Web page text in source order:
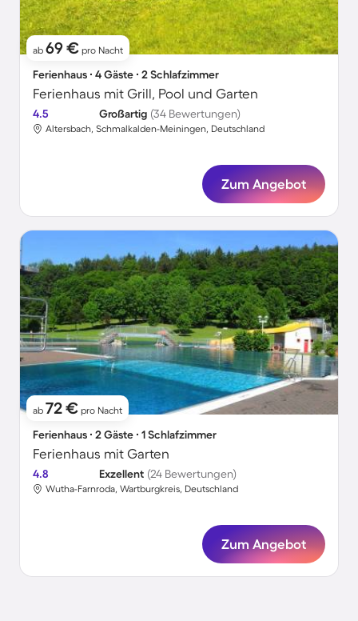
ab 69 € pro Nacht
Ferienhaus ∙ 4 Gäste ∙ 2 Schlafzimmer
Ferienhaus mit Grill, Pool und Garten
4.5 Großartig (34 Bewertungen)
Altersbach, Schmalkalden-Meiningen, Deutschland
Zum Angebot
ab 72 € pro Nacht
Ferienhaus ∙ 2 Gäste ∙ 1 Schlafzimmer
Ferienhaus mit Garten
4.8 Exzellent (24 Bewertungen)
Wutha-Farnroda, Wartburgkreis, Deutschland
Zum Angebot